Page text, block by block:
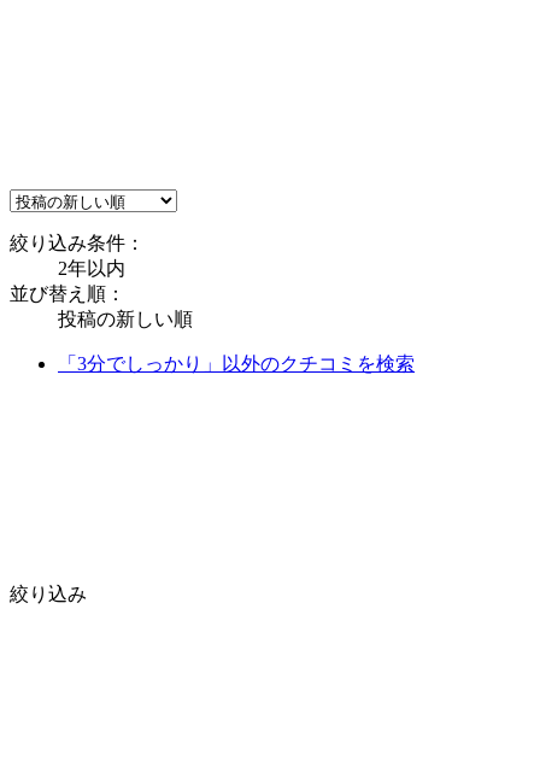
絞り込み条件：
2年以内
並び替え順：
投稿の新しい順
「3分でしっかり」以外のクチコミを検索
絞り込み